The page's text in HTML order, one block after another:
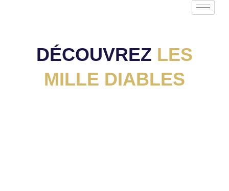
DÉCOUVREZ LES
MILLE DIABLES